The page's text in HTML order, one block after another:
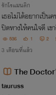
รักโรแมนติก
เธอไม่ได้อยากเป็น
ปิดทางให้คนใจดี เข
หว่างอำนาจกับควา
ปื้อนเลือด เพื่อยืนข้า
536 1 2
3 เดือนที่แล้ว
The
หมุนเข็มทิศไปติดรั
tauruss